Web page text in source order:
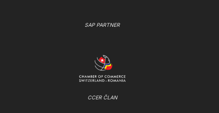
SAP PARTNER
CCER ČLAN